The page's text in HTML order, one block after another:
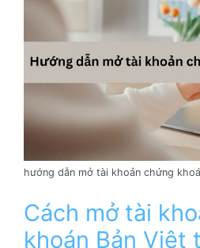
hướng dẫn mở tài khoản chứng
Cách mở tài
khoán Bản Việt